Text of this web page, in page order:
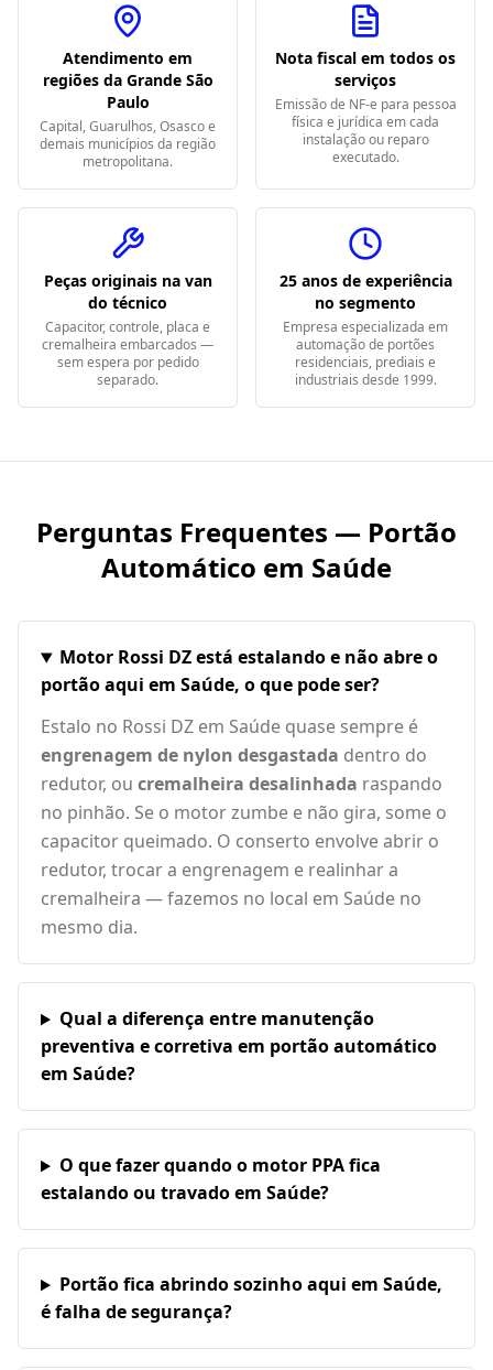
Atendimento em
regiões da Grande São
Paulo
Capital, Guarulhos, Osasco e
demais municípios da região
metropolitana.
Nota fiscal em todos os
serviços
Emissão de NF-e para pessoa
física e jurídica em cada
instalação ou reparo
executado.
Peças originais na van
do técnico
Capacitor, controle, placa e
cremalheira embarcados —
sem espera por pedido
separado.
25 anos de experiência
no segmento
Empresa especializada em
automação de portões
residenciais, prediais e
industriais desde 1999.
Perguntas Frequentes — Portão
Automático em Saúde
Motor Rossi DZ está estalando e não abre o
portão aqui em Saúde, o que pode ser?
Estalo no Rossi DZ em Saúde quase sempre é
engrenagem de nylon desgastada dentro do
redutor, ou cremalheira desalinhada raspando
no pinhão. Se o motor zumbe e não gira, some o
capacitor queimado. O conserto envolve abrir o
redutor, trocar a engrenagem e realinhar a
cremalheira — fazemos no local em Saúde no
mesmo dia.
Qual a diferença entre manutenção
preventiva e corretiva em portão automático
em Saúde?
O que fazer quando o motor PPA fica
estalando ou travado em Saúde?
Portão fica abrindo sozinho aqui em Saúde,
é falha de segurança?